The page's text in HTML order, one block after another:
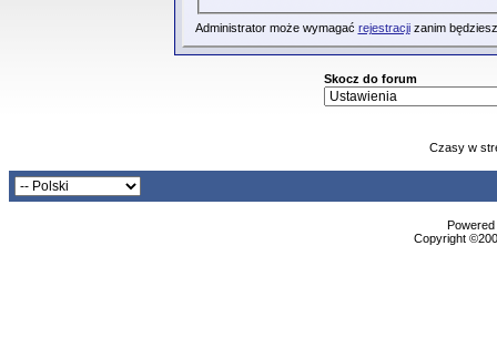
Administrator może wymagać rejestracjizanim
Skocz do forum
Czasy w
Copyright